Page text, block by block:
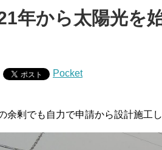
年から太陽光を
Pocket
余剰でも自力で申請から設計施工